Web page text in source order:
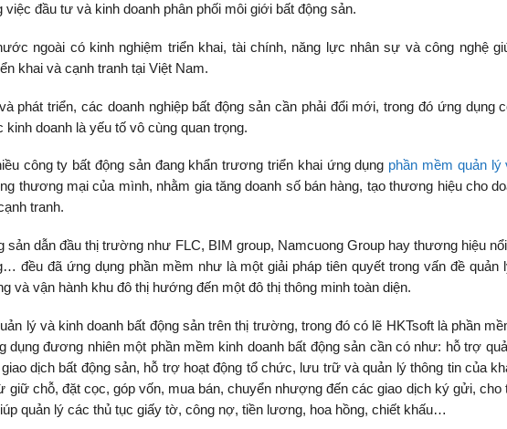
đầu tư và kinh doanh phân phối môi giới bất động sản.
ngoài có kinh nghiệm triển khai, tài chính, năng lực nhân sự và công nghệ
khai và cạnh tranh tại Việt Nam.
phát triển, các doanh nghiệp bất động sản cần phải đổi mới, trong đó ứng dụng
doanh là yếu tố vô cùng quan trọng.
công ty bất động sản đang khẩn trương triển khai ứng dụng phần mềm quản lý
thương mại của mình, nhằm gia tăng doanh số bán hàng, tạo thương hiệu cho
tranh.
sản dẫn đầu thị trường như FLC, BIM group, Namcuong Group hay thương hiệu
đều đã ứng dụng phần mềm như là một giải pháp tiên quyết trong vấn đề quản
và vận hành khu đô thị hướng đến một đô thị thông minh toàn diện.
lý và kinh doanh bất động sản trên thị trường, trong đó có lẽ HKTsoft là phần
dụng đương nhiên một phần mềm kinh doanh bất động sản cần có như: hỗ trợ
dịch bất động sản, hỗ trợ hoạt động tổ chức, lưu trữ và quản lý thông tin của
giữ chỗ, đặt cọc, góp vốn, mua bán, chuyển nhượng đến các giao dịch ký gửi, cho
quản lý các thủ tục giấy tờ, công nợ, tiền lương, hoa hồng, chiết khấu…